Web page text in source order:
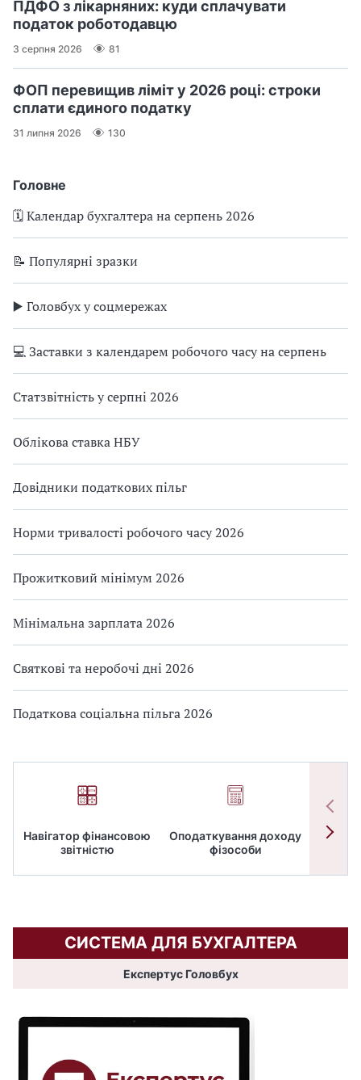
Головне
🗓️ Календар бухгалтера на серпень 2026
📝 Популярні зразки
▶️ Головбух у соцмережах
💻 Заставки з календарем робочого часу на серпень
Статзвітність у серпні 2026
Облікова ставка НБУ
Довідники податкових пільг
Норми тривалості робочого часу 2026
Прожитковий мінімум 2026
Мінімальна зарплата 2026
Святкові та неробочі дні 2026
Податкова соціальна пільга 2026
Навігатор фінансовою
звітністю
Оподаткування доходу
фізособи
ПДФО з лікарняних: куди сплачувати
податок роботодавцю
3 серпня 2026 81
ФОП перевищив ліміт у 2026 році: строки
сплати єдиного податку
31 липня 2026 130
СИСТЕМА ДЛЯ БУХГАЛТЕРА
Експертус Головбух